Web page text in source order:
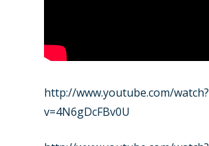
http://www.youtube.com/watch?
v=4N6gDcFBv0U